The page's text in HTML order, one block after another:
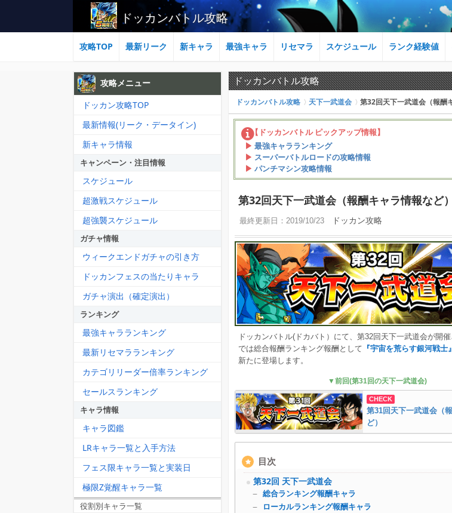
ドッカンバトル攻略
攻略TOP 最新リーク 新キャラ 最強キャラ リセマラ スケジュール ランク経験値
ドッカンバトル攻略
ドッカンバトル攻略 天下一武道会 第32回天下一武道会（報酬
【ドッカンバトル ピックアップ情報】
最強キャラランキング
スーパーバトルロードの攻略情報
パンチマシン攻略情報
第32回天下一武道会（報酬キャラ情報など）
最終更新日： 2019/10/23 ドッカン攻略
ドッカンバトル(ドカバト）にて、第32回天下一武道会が開
では総合報酬ランキング報酬として 『宇宙を荒らす銀河戦士
新たに登場します。
▼前回(第31回の天下一武道会)
第31回天下一武道会（
ど）
目次
第32回 天下一武道会
総合ランキング報酬キャラ
ローカルランキング報酬キャラ
攻略メニュー
ドッカン攻略TOP
最新情報(リーク・データイン)
新キャラ情報
キャンペーン・注目情報
スケジュール
超激戦スケジュール
超強襲スケジュール
ガチャ情報
ウィークエンドガチャの引き方
ドッカンフェスの当たりキャラ
ガチャ演出（確定演出）
ランキング
最強キャラランキング
最新リセマラランキング
カテゴリリーダー倍率ランキング
セールスランキング
キャラ情報
キャラ図鑑
LRキャラ一覧と入手方法
フェス限キャラ一覧と実装日
極限Z覚醒キャラ一覧
役割別キャラ一覧